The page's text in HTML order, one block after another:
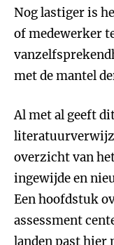
Nog lastiger is
of medewerker
met de mantel
Al met al geeft
overzicht van
ingewijde en
Een hoofdstuk
assessment
landen past hier